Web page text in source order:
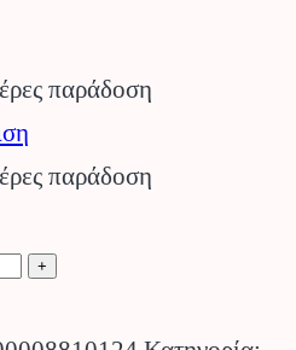
παράδοση
παράδοση
+